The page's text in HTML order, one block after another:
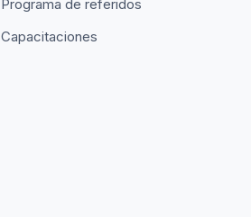
Programa de referidos
Capacitaciones